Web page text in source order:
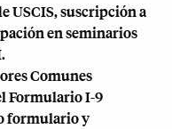
USCIS, suscripción a
en seminarios
Comunes
Formulario I-9
formulario y